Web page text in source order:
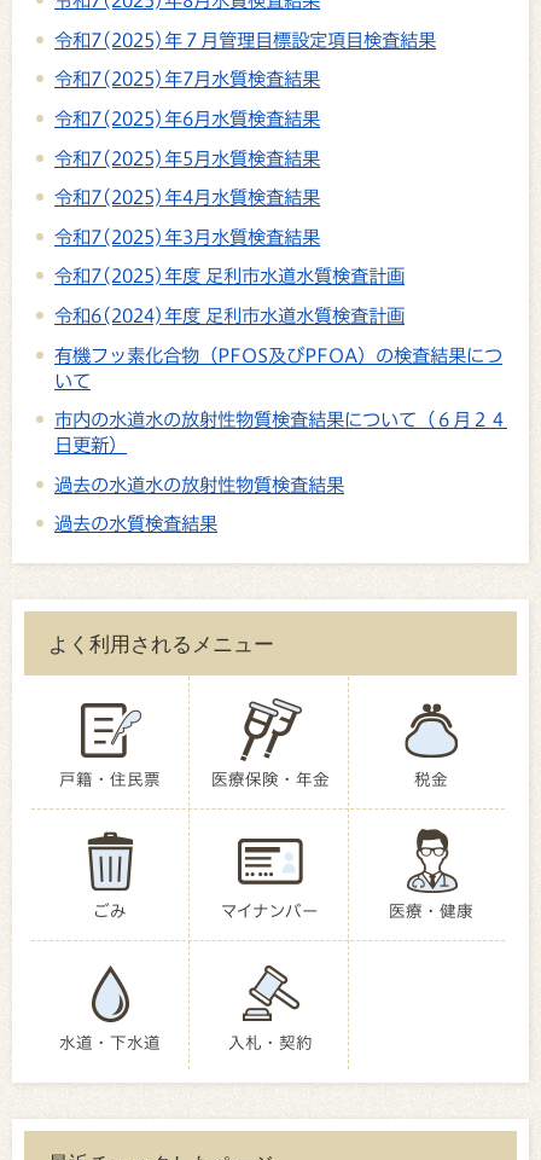
令和7(2025)年７月管理目標設定項目検査結果
令和7(2025)年7月水質検査結果
令和7(2025)年6月水質検査結果
令和7(2025)年5月水質検査結果
令和7(2025)年4月水質検査結果
令和7(2025)年3月水質検査結果
令和7(2025)年度 足利市水道水質検査計画
令和6(2024)年度 足利市水道水質検査計画
有機フッ素化合物（PFOS及びPFOA）の検査結果につ
いて
市内の水道水の放射性物質検査結果について（６月２４
日更新）
過去の水道水の放射性物質検査結果
過去の水質検査結果
よく利用されるメニュー
戸籍・住民票 医療保険・年金 税金
ごみ マイナンバー 医療・健康
水道・下水道 入札・契約